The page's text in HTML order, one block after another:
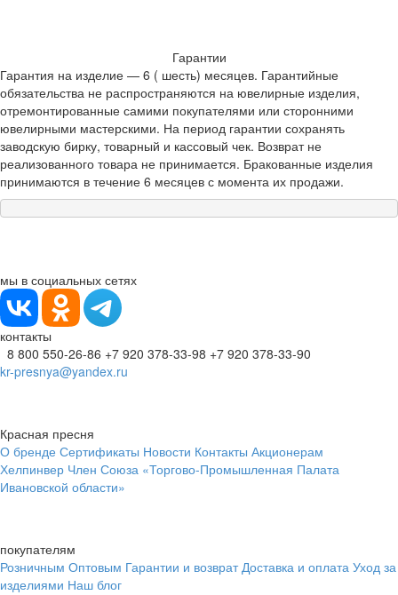
Гарантии
Гарантия на изделие — 6 ( шесть) месяцев. Гарантийные
обязательства не распространяются на ювелирные изделия,
отремонтированные самими покупателями или сторонними
ювелирными мастерскими. На период гарантии сохранять
заводскую бирку, товарный и кассовый чек. Возврат не
реализованного товара не принимается. Бракованные изделия
принимаются в течение 6 месяцев с момента их продажи.
мы в социальных сетях
контакты
8 800 550-26-86 +7 920 378-33-98 +7 920 378-33-90
kr-presnya@yandex.ru
Красная пресня
О бренде Сертификаты Новости Контакты Акционерам
Хелпинвер Член Союза «Торгово-Промышленная Палата
Ивановской области»
покупателям
Розничным Оптовым Гарантии и возврат Доставка и оплата Уход за
изделиями Наш блог